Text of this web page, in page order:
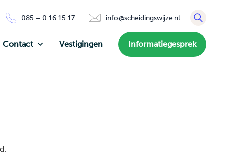
085 – 0 16 15 17 info@scheidingswijze.nl
Contact Vestigingen Informatiegesprek